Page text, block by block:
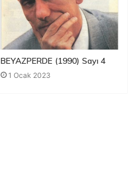
BEYAZPERDE (1990) Sayı 4
1 Ocak 2023